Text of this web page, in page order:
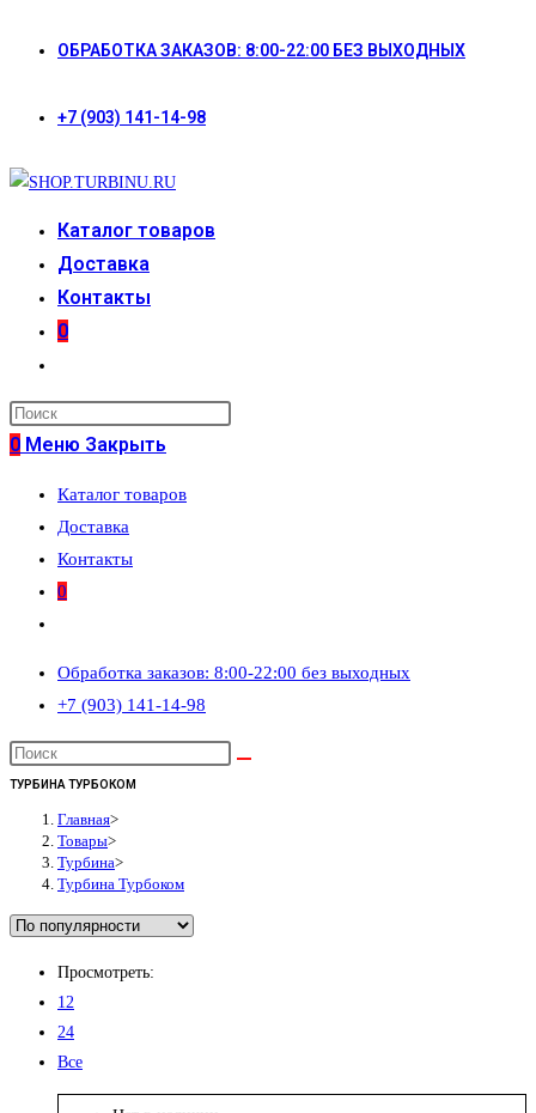
ОБРАБОТКА ЗАКАЗОВ: 8:00-22:00 БЕЗ ВЫХОДНЫХ
+7 (903) 141-14-98
Каталог товаров
Доставка
Контакты
0
поиск
по
сайту
0 Меню Закрыть
Каталог товаров
Доставка
Контакты
0
по
веб-
сайту
Обработка заказов: 8:00-22:00 без выходных
+7 (903) 141-14-98
ТУРБИНА ТУРБОКОМ
Главная>
Товары>
Турбина>
Турбина Турбоком
Просмотреть:
12
24
Все